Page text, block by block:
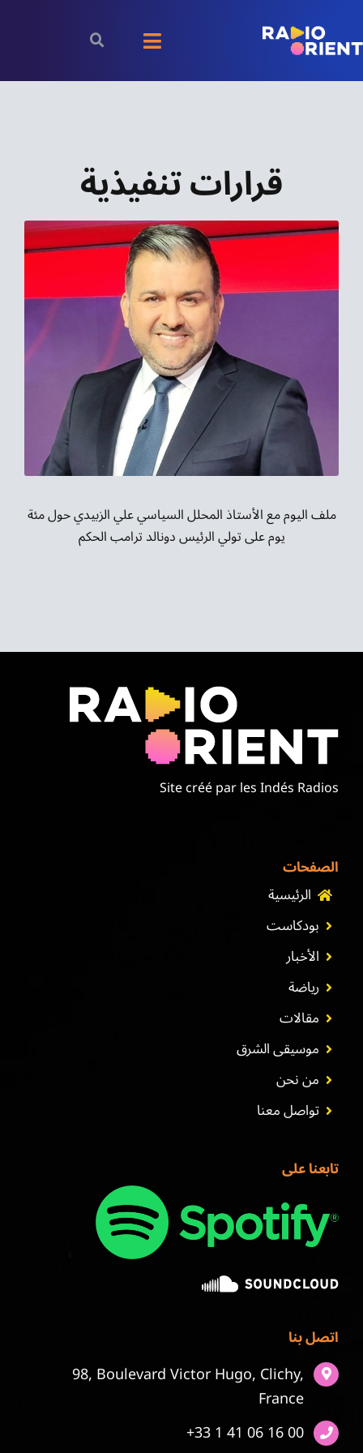
content
Toggle
رياضة
مقالات
موسيقى الشرق
تواصل معنا
قرارات تنفيذية
ملف اليوم مع الأستاذ المحلل السياسي علي الزبيدي حول مئة
يوم على تولي الرئيس دونالد ترامب الحكم
Site créé par les Indés Radios
الصفحات
الرئيسية
بودكاست
الأخبار
رياضة
مقالات
موسيقى الشرق
من نحن
تواصل معنا
تابعنا على
اتصل بنا
98, Boulevard Victor Hugo, Clichy,
France
+33 1 41 06 16 00